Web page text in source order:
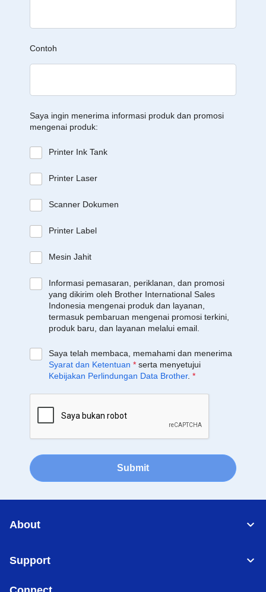
Contoh
Saya ingin menerima informasi produk dan promosi
mengenai produk:
Printer Ink Tank
Printer Laser
Scanner Dokumen
Printer Label
Mesin Jahit
Informasi pemasaran, periklanan, dan promosi
yang dikirim oleh Brother International Sales
Indonesia mengenai produk dan layanan,
termasuk pembaruan mengenai promosi terkini,
produk baru, dan layanan melalui email.
Saya telah membaca, memahami dan menerima
Syarat dan Ketentuan * serta menyetujui
Kebijakan Perlindungan Data Brother. *
Submit
About
Support